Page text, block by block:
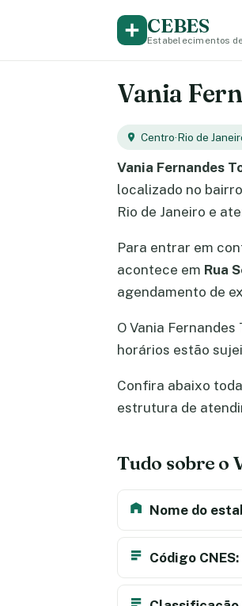
CEBES
Estabelecimentos
Vania
Centro·Rio de
Vania Fernandes
localizado no
Rio de Janeiro e
Para entrar em
acontece em Rua
agendamento de
O Vania
horários estão
Confira abaixo
estrutura de
Tudo sobre o
Nome do
Código CNES: